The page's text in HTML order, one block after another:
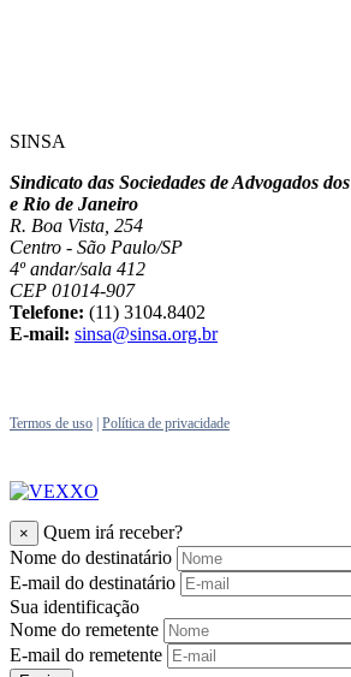
SINSA
Sindicato das Sociedades de Advogados
e Rio de Janeiro
R. Boa Vista, 254
Centro - São Paulo/SP
4º andar/sala 412
CEP 01014-907
Telefone: (11) 3104.8402
E-mail: sinsa@sinsa.org.br
Termos de uso Política de privacidade
×
Quem irá receber?
Nome do destinatário
E-mail do destinatário
Sua identificação
Nome do remetente
E-mail do remetente